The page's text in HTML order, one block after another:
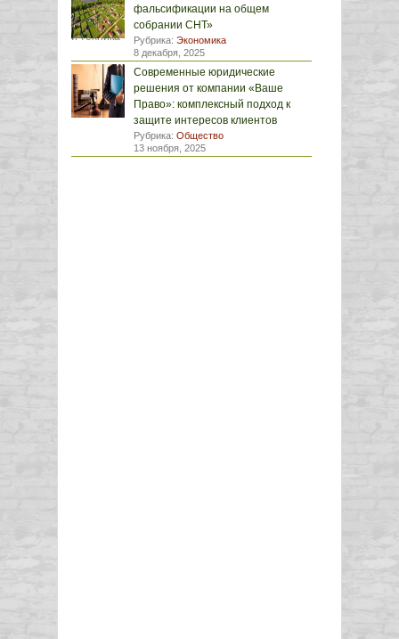
фальсификации на общем
собрании СНТ»
Рубрика: Экономика
8 декабря, 2025
Современные юридические
решения от компании «Ваше
Право»: комплексный подход к
защите интересов клиентов
Рубрика: Общество
13 ноября, 2025